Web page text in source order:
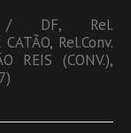
/ DF, Rel.
Rel.Conv.
REIS (CONV.),